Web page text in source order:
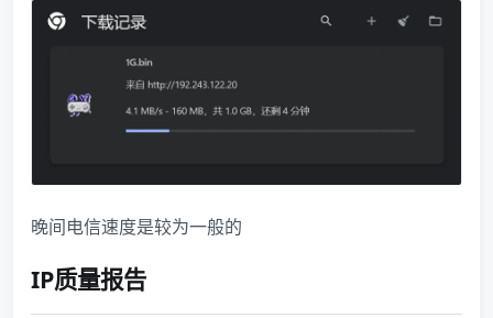
晚间电信速度是较为一般的
IP质量报告